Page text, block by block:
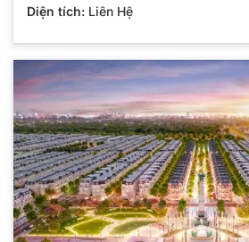
Diện tích:Liên Hệ